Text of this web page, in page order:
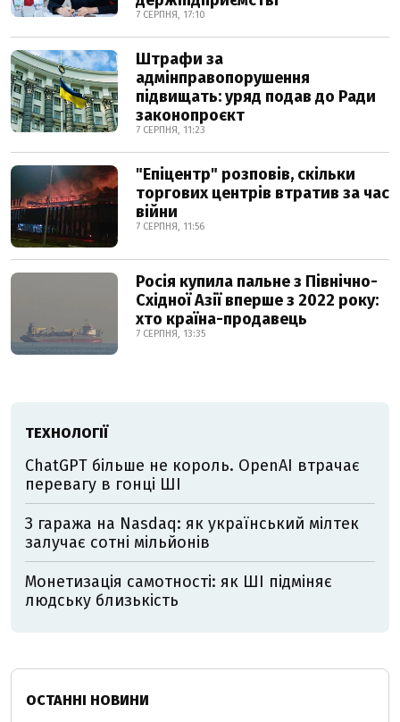
7 СЕРПНЯ, 17:10
Штрафи за
адмінправопорушення
підвищать: уряд подав до Ради
законопроєкт
7 СЕРПНЯ, 11:23
"Епіцентр" розповів, скільки
торгових центрів втратив за час
війни
7 СЕРПНЯ, 11:56
Росія купила пальне з Північно-
Східної Азії вперше з 2022 року:
хто країна-продавець
7 СЕРПНЯ, 13:35
ТЕХНОЛОГІЇ
ChatGPT більше не король. OpenAI втрачає
перевагу в гонці ШІ
З гаража на Nasdaq: як український мілтек
залучає сотні мільйонів
Монетизація самотності: як ШІ підміняє
людську близькість
ОСТАННІ НОВИНИ